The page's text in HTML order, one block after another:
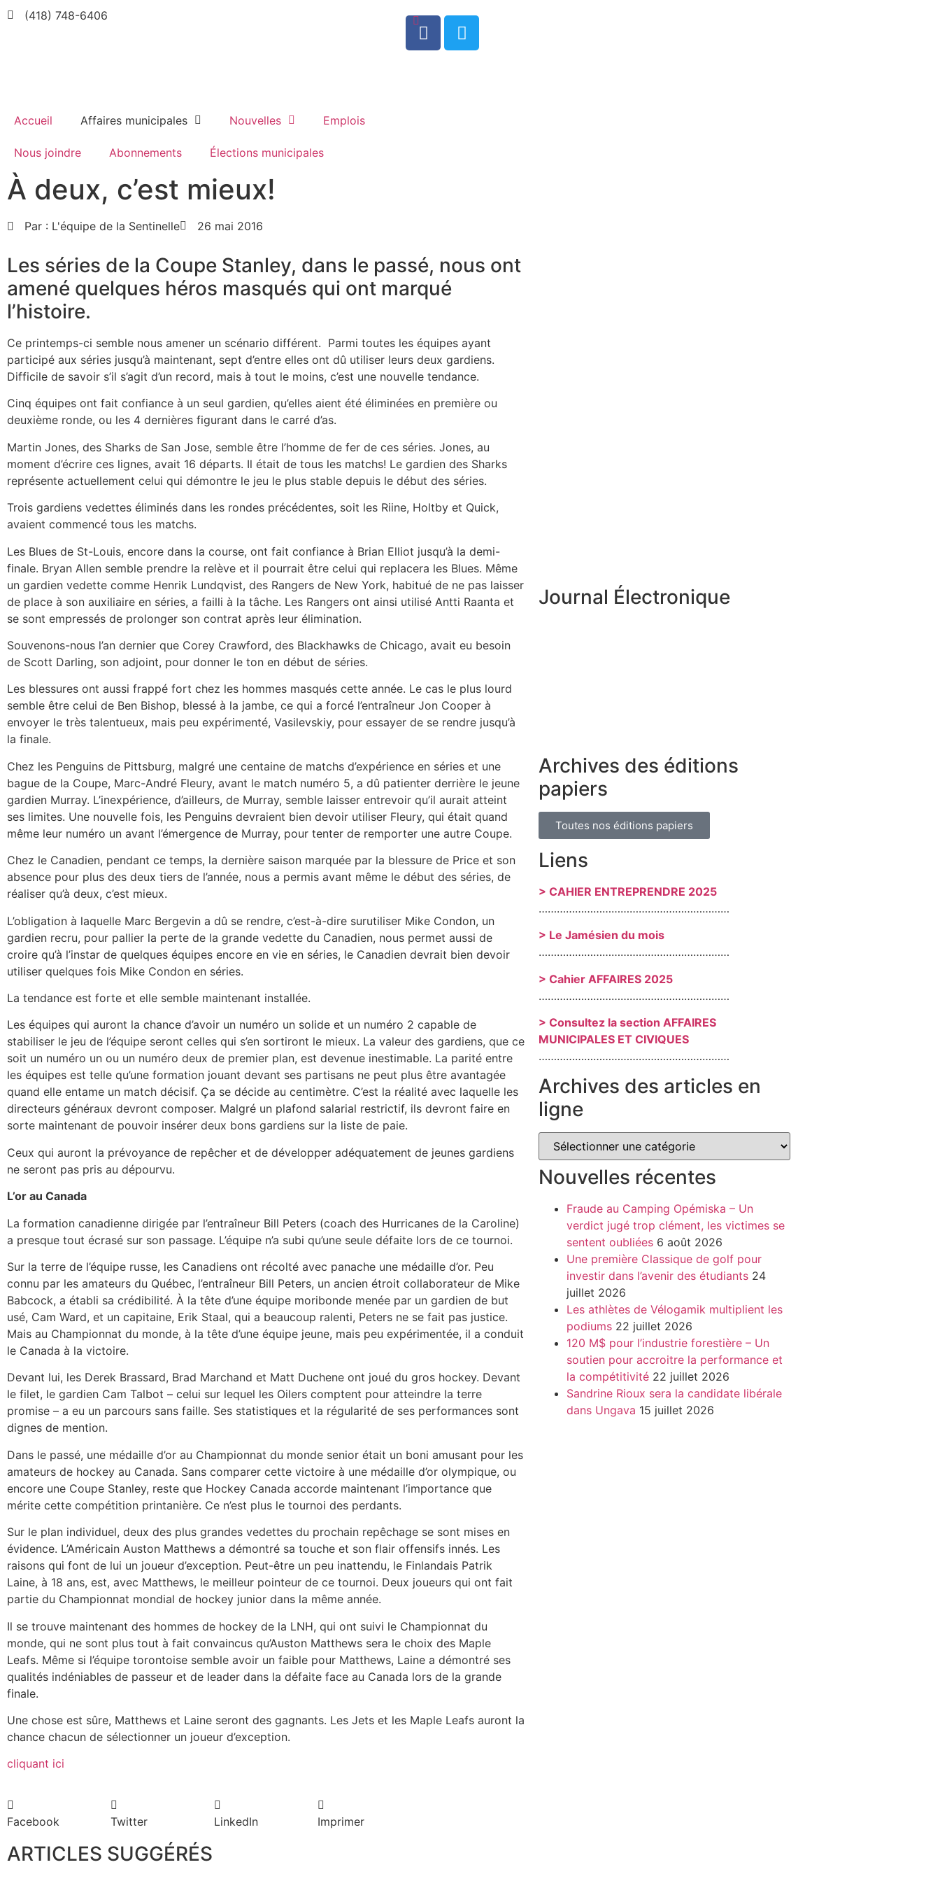
(418) 748-6406
0
Accueil Affaires municipales Nouvelles Emplois
Nous joindre Abonnements Élections municipales
À deux, c’est mieux!
Par : L'équipe de la Sentinelle 26 mai 2016
Les séries de la Coupe Stanley, dans le passé, nous ont
amené quelques héros masqués qui ont marqué
l’histoire.
Ce printemps-ci semble nous amener un scénario différent. Parmi toutes les équipes ayant
participé aux séries jusqu’à maintenant, sept d’entre elles ont dû utiliser leurs deux gardiens.
Difficile de savoir s’il s’agit d’un record, mais à tout le moins, c’est une nouvelle tendance.
Cinq équipes ont fait confiance à un seul gardien, qu’elles aient été éliminées en première ou
deuxième ronde, ou les 4 dernières figurant dans le carré d’as.
Martin Jones, des Sharks de San Jose, semble être l’homme de fer de ces séries. Jones, au
moment d’écrire ces lignes, avait 16 départs. Il était de tous les matchs! Le gardien des Sharks
représente actuellement celui qui démontre le jeu le plus stable depuis le début des séries.
Trois gardiens vedettes éliminés dans les rondes précédentes, soit les Riine, Holtby et Quick,
avaient commencé tous les matchs.
Les Blues de St-Louis, encore dans la course, ont fait confiance à Brian Elliot jusqu’à la demi-
finale. Bryan Allen semble prendre la relève et il pourrait être celui qui replacera les Blues. Même
un gardien vedette comme Henrik Lundqvist, des Rangers de New York, habitué de ne pas laisser
de place à son auxiliaire en séries, a failli à la tâche. Les Rangers ont ainsi utilisé Antti Raanta et
se sont empressés de prolonger son contrat après leur élimination.
Souvenons-nous l’an dernier que Corey Crawford, des Blackhawks de Chicago, avait eu besoin
de Scott Darling, son adjoint, pour donner le ton en début de séries.
Les blessures ont aussi frappé fort chez les hommes masqués cette année. Le cas le plus lourd
semble être celui de Ben Bishop, blessé à la jambe, ce qui a forcé l’entraîneur Jon Cooper à
envoyer le très talentueux, mais peu expérimenté, Vasilevskiy, pour essayer de se rendre jusqu’à
la finale.
Chez les Penguins de Pittsburg, malgré une centaine de matchs d’expérience en séries et une
bague de la Coupe, Marc-André Fleury, avant le match numéro 5, a dû patienter derrière le jeune
gardien Murray. L’inexpérience, d’ailleurs, de Murray, semble laisser entrevoir qu’il aurait atteint
ses limites. Une nouvelle fois, les Penguins devraient bien devoir utiliser Fleury, qui était quand
même leur numéro un avant l’émergence de Murray, pour tenter de remporter une autre Coupe.
Chez le Canadien, pendant ce temps, la dernière saison marquée par la blessure de Price et son
absence pour plus des deux tiers de l’année, nous a permis avant même le début des séries, de
réaliser qu’à deux, c’est mieux.
L’obligation à laquelle Marc Bergevin a dû se rendre, c’est-à-dire surutiliser Mike Condon, un
gardien recru, pour pallier la perte de la grande vedette du Canadien, nous permet aussi de
croire qu’à l’instar de quelques équipes encore en vie en séries, le Canadien devrait bien devoir
utiliser quelques fois Mike Condon en séries.
La tendance est forte et elle semble maintenant installée.
Les équipes qui auront la chance d’avoir un numéro un solide et un numéro 2 capable de
stabiliser le jeu de l’équipe seront celles qui s’en sortiront le mieux. La valeur des gardiens, que ce
soit un numéro un ou un numéro deux de premier plan, est devenue inestimable. La parité entre
les équipes est telle qu’une formation jouant devant ses partisans ne peut plus être avantagée
quand elle entame un match décisif. Ça se décide au centimètre. C’est la réalité avec laquelle les
directeurs généraux devront composer. Malgré un plafond salarial restrictif, ils devront faire en
sorte maintenant de pouvoir insérer deux bons gardiens sur la liste de paie.
Ceux qui auront la prévoyance de repêcher et de développer adéquatement de jeunes gardiens
ne seront pas pris au dépourvu.
L’or au Canada
La formation canadienne dirigée par l’entraîneur Bill Peters (coach des Hurricanes de la Caroline)
a presque tout écrasé sur son passage. L’équipe n’a subi qu’une seule défaite lors de ce tournoi.
Sur la terre de l’équipe russe, les Canadiens ont récolté avec panache une médaille d’or. Peu
connu par les amateurs du Québec, l’entraîneur Bill Peters, un ancien étroit collaborateur de Mike
Babcock, a établi sa crédibilité. À la tête d’une équipe moribonde menée par un gardien de but
usé, Cam Ward, et un capitaine, Erik Staal, qui a beaucoup ralenti, Peters ne se fait pas justice.
Mais au Championnat du monde, à la tête d’une équipe jeune, mais peu expérimentée, il a conduit
le Canada à la victoire.
Devant lui, les Derek Brassard, Brad Marchand et Matt Duchene ont joué du gros hockey. Devant
le filet, le gardien Cam Talbot – celui sur lequel les Oilers comptent pour atteindre la terre
promise – a eu un parcours sans faille. Ses statistiques et la régularité de ses performances sont
dignes de mention.
Dans le passé, une médaille d’or au Championnat du monde senior était un boni amusant pour les
amateurs de hockey au Canada. Sans comparer cette victoire à une médaille d’or olympique, ou
encore une Coupe Stanley, reste que Hockey Canada accorde maintenant l’importance que
mérite cette compétition printanière. Ce n’est plus le tournoi des perdants.
Sur le plan individuel, deux des plus grandes vedettes du prochain repêchage se sont mises en
évidence. L’Américain Auston Matthews a démontré sa touche et son flair offensifs innés. Les
raisons qui font de lui un joueur d’exception. Peut-être un peu inattendu, le Finlandais Patrik
Laine, à 18 ans, est, avec Matthews, le meilleur pointeur de ce tournoi. Deux joueurs qui ont fait
partie du Championnat mondial de hockey junior dans la même année.
Il se trouve maintenant des hommes de hockey de la LNH, qui ont suivi le Championnat du
monde, qui ne sont plus tout à fait convaincus qu’Auston Matthews sera le choix des Maple
Leafs. Même si l’équipe torontoise semble avoir un faible pour Matthews, Laine a démontré ses
qualités indéniables de passeur et de leader dans la défaite face au Canada lors de la grande
finale.
Une chose est sûre, Matthews et Laine seront des gagnants. Les Jets et les Maple Leafs auront la
chance chacun de sélectionner un joueur d’exception.
cliquant ici
Facebook Twitter LinkedIn Imprimer
ARTICLES SUGGÉRÉS
Journal Électronique
Archives des éditions
papiers
Toutes nos éditions papiers
Liens
> CAHIER ENTREPRENDRE 2025
………………………………………………………
> Le Jamésien du mois
………………………………………………………
> Cahier AFFAIRES 2025
………………………………………………………
> Consultez la section AFFAIRES
MUNICIPALES ET CIVIQUES
………………………………………………………
Archives des articles en
ligne
Nouvelles récentes
Fraude au Camping Opémiska – Un
verdict jugé trop clément, les victimes se
sentent oubliées 6 août 2026
Une première Classique de golf pour
investir dans l’avenir des étudiants 24
juillet 2026
Les athlètes de Vélogamik multiplient les
podiums 22 juillet 2026
120 M$ pour l’industrie forestière – Un
soutien pour accroitre la performance et
la compétitivité 22 juillet 2026
Sandrine Rioux sera la candidate libérale
dans Ungava 15 juillet 2026